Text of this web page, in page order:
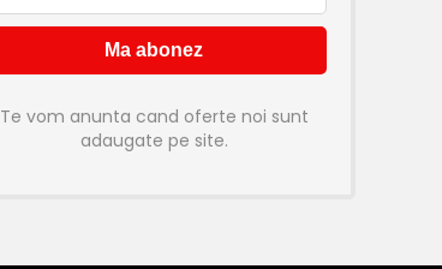
Te vom anunta cand oferte noi sunt
adaugate pe site.